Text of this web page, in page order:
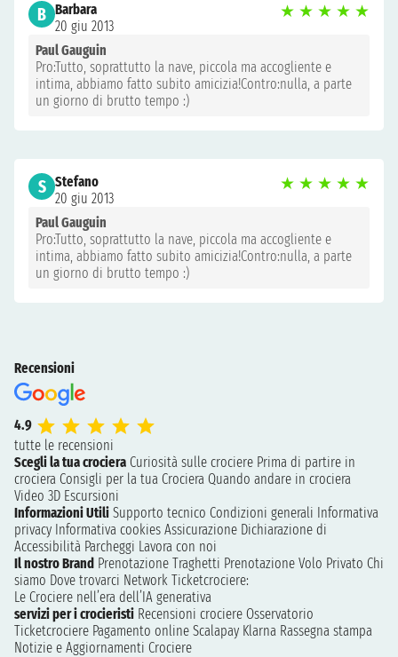
organizzare al meglio il tuo viaggio. Consulta le recensioni
per pianificare una crociera adatta a te e preparati a vivere
un’esperienza indimenticabile.
B Barbara
20 giu 2013
★ ★ ★ ★ ★
Paul Gauguin
Pro:Tutto, soprattutto la nave, piccola ma accogliente e
intima, abbiamo fatto subito amicizia!Contro:nulla, a parte
un giorno di brutto tempo :)
S Stefano
20 giu 2013
★ ★ ★ ★ ★
Paul Gauguin
Pro:Tutto, soprattutto la nave, piccola ma accogliente e
intima, abbiamo fatto subito amicizia!Contro:nulla, a parte
un giorno di brutto tempo :)
Recensioni
4.9
tutte le recensioni
Scegli la tua crociera Curiosità sulle crociere Prima di partire in
crociera Consigli per la tua Crociera Quando andare in crociera
Video 3D Escursioni
Informazioni Utili Supporto tecnico Condizioni generali Informativa
privacy Informativa cookies Assicurazione Dichiarazione di
Accessibilità Parcheggi Lavora con noi
Il nostro Brand Prenotazione Traghetti Prenotazione Volo Privato Chi
siamo Dove trovarci Network Ticketcrociere:
Le Crociere nell’era dell’IA generativa
servizi per i crocieristi Recensioni crociere Osservatorio
Ticketcrociere Pagamento online Scalapay Klarna Rassegna stampa
Notizie e Aggiornamenti Crociere